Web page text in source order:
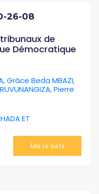
26-08
de
Démocratique
,Grâce Beda MBAZI,
,Pierre
ET
Lire la suite